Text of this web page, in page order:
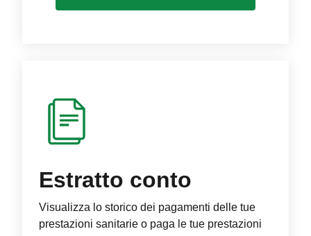
Estratto conto
Visualizza lo storico dei pagamenti delle tue
prestazioni sanitarie o paga le tue prestazioni